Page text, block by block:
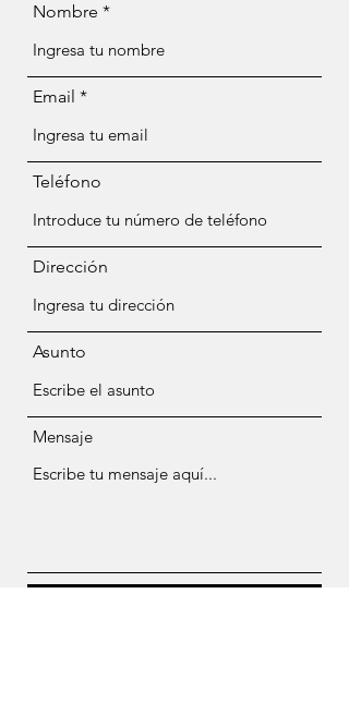
Nombre
Email
Teléfono
Dirección
Asunto
Mensaje